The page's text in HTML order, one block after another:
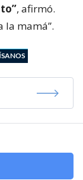
, afirmó.
la mamá”.